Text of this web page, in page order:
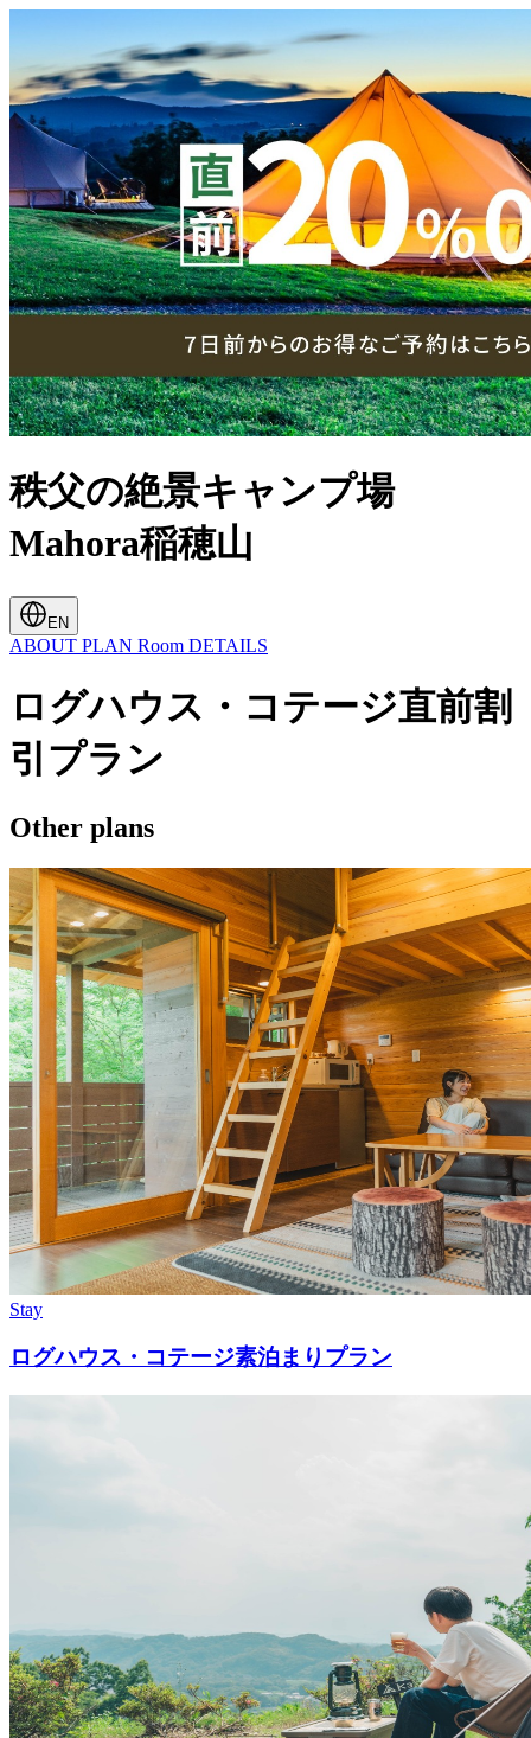
秩父の絶景キャンプ場
Mahora稲穂山
EN
ABOUT PLAN Room DETAILS
ログハウス・コテージ直前割
引プラン
Other plans
Stay
ログハウス・コテージ素泊まりプラン